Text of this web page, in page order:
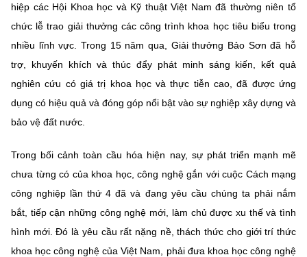
hiệp các Hội Khoa học và Kỹ thuật Việt Nam đã thường niên tổ
chức lễ trao giải thưởng các công trình khoa học tiêu biểu trong
nhiều lĩnh vực. Trong 15 năm qua, Giải thưởng Bảo Sơn đã hỗ
trợ, khuyến khích và thúc đẩy phát minh sáng kiến, kết quả
nghiên cứu có giá trị khoa học và thực tiễn cao, đã được ứng
dụng có hiệu quả và đóng góp nổi bật vào sự nghiệp xây dựng và
bảo vệ đất nước.
Trong bối cảnh toàn cầu hóa hiện nay, sự phát triển mạnh mẽ
chưa từng có của khoa học, công nghệ gắn với cuộc Cách mạng
công nghiệp lần thứ 4 đã và đang yêu cầu chúng ta phải nắm
bắt, tiếp cận những công nghệ mới, làm chủ được xu thế và tình
hình mới. Đó là yêu cầu rất nặng nề, thách thức cho giới trí thức
khoa học công nghệ của Việt Nam, phải đưa khoa học công nghệ